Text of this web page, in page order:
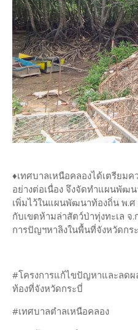
♦เทศบาลเหนือคลองได้เตรียม
อย่างต่อเนื่อง จึงจัดทำแผนพัฒ
เพิ่มไว้ในแผนพัฒนาท้องถิ่น พ.
กับเขตห้ามล่าสัตว์ป่าทุ่งทะเล จ.
การปัญฯหาลิงในพื้นที่จังหวัดกร
#โครงการแก้ไขปัญหาและลด
ท้องที่จังหวัดกระบี่
#เทศบาลตำลเหนือคลอง